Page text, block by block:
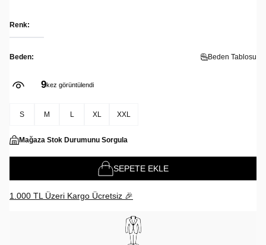
Renk:
Beden: Beden Tablosu
9kez görüntülendi
S M L XL XXL
Mağaza Stok Durumunu Sorgula
SEPETE EKLE
1.000 TL Üzeri Kargo Ücretsiz 🎉